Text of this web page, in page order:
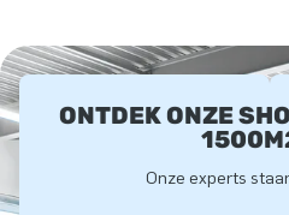
ONTDEK ONZE
Onze experts